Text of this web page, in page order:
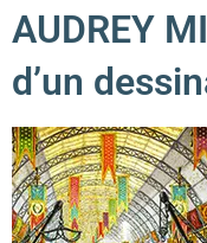
AUDREY
d’un